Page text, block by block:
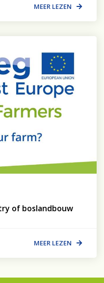
MEER LEZEN
of boslandbouw
MEER LEZEN